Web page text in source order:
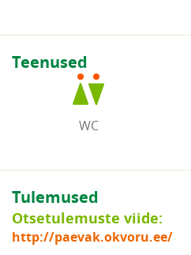
Teenused
WC
Tulemused
Otsetulemuste viide:
http://paevak.okvoru.ee/